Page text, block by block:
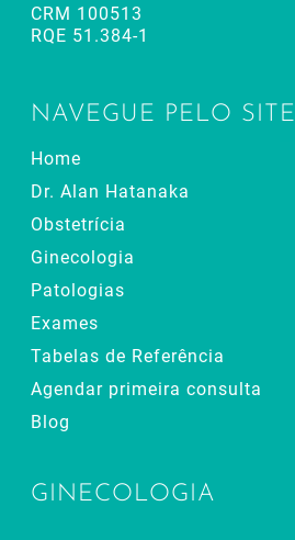
CRM 100513
RQE 51.384-1
NAVEGUE PELO SITE
Home
Dr. Alan Hatanaka
Obstetrícia
Ginecologia
Patologias
Exames
Tabelas de Referência
Agendar primeira consulta
Blog
GINECOLOGIA